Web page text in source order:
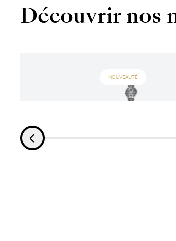
Découvrir nos
NOUVEAUTÉ